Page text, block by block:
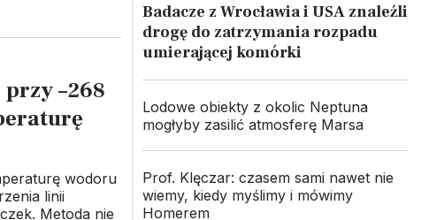
–268
wodoru
linii
Metoda nie
Badacze z Wrocławia i USA znaleźli
drogę do zatrzymania rozpadu
umierającej komórki
Lodowe obiekty z okolic Neptuna
mogłyby zasilić atmosferę Marsa
Prof. Klęczar: czasem sami nawet nie
wiemy, kiedy myślimy i mówimy
Homerem